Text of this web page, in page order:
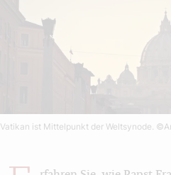
Vatikan ist Mittelpunkt der Weltsynode.